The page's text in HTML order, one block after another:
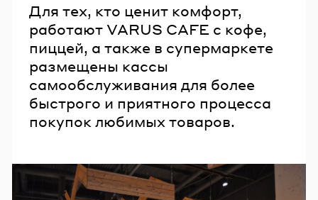
Для тех, кто ценит комфорт,
работают VARUS CAFE с кофе,
пиццей, а также в супермаркете
размещены кассы
самообслуживания для более
быстрого и приятного процесса
покупок любимых товаров.